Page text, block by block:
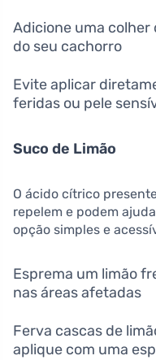
Adicione uma colher
do seu cachorro
Evite aplicar
feridas ou pele
Suco de Limão
O ácido cítrico
repelem e podem
opção simples e
Esprema um limão
nas áreas afetadas
Ferva cascas de
aplique com uma